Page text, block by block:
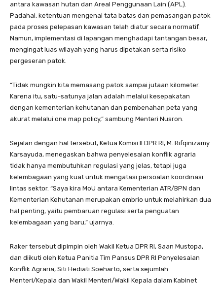
antara kawasan hutan dan Areal Penggunaan Lain (APL).
Padahal, ketentuan mengenai tata batas dan pemasangan patok
pada proses pelepasan kawasan telah diatur secara normatif.
Namun, implementasi di lapangan menghadapi tantangan besar,
mengingat luas wilayah yang harus dipetakan serta risiko
pergeseran patok.
“Tidak mungkin kita memasang patok sampai jutaan kilometer.
Karena itu, satu-satunya jalan adalah melalui kesepakatan
dengan kementerian kehutanan dan pembenahan peta yang
akurat melalui one map policy,” sambung Menteri Nusron.
Sejalan dengan hal tersebut, Ketua Komisi II DPR RI, M. Rifqinizamy
Karsayuda, menegaskan bahwa penyelesaian konflik agraria
tidak hanya membutuhkan regulasi yang jelas, tetapi juga
kelembagaan yang kuat untuk mengatasi persoalan koordinasi
lintas sektor. “Saya kira MoU antara Kementerian ATR/BPN dan
Kementerian Kehutanan merupakan embrio untuk melahirkan dua
hal penting, yaitu pembaruan regulasi serta penguatan
kelembagaan yang baru,” ujarnya.
Raker tersebut dipimpin oleh Wakil Ketua DPR RI, Saan Mustopa,
dan diikuti oleh Ketua Panitia Tim Pansus DPR RI Penyelesaian
Konflik Agraria, Siti Hediati Soeharto, serta sejumlah
Menteri/Kepala dan Wakil Menteri/Wakil Kepala dalam Kabinet